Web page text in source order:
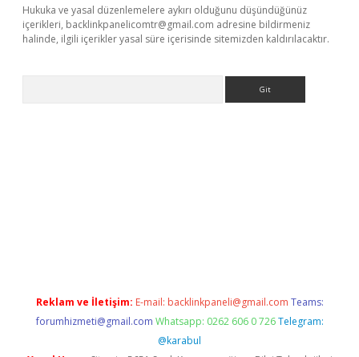
Hukuka ve yasal düzenlemelere aykırı olduğunu düşündüğünüz
içerikleri, backlinkpanelicomtr@gmail.com adresine bildirmeniz
halinde, ilgili içerikler yasal süre içerisinde sitemizden kaldırılacaktır.
Reklam ve İletişim: E-mail: backlinkpaneli@gmail.com Teams:
forumhizmeti@gmail.com Whatsapp: 0262 606 0 726 Telegram:
@karabul